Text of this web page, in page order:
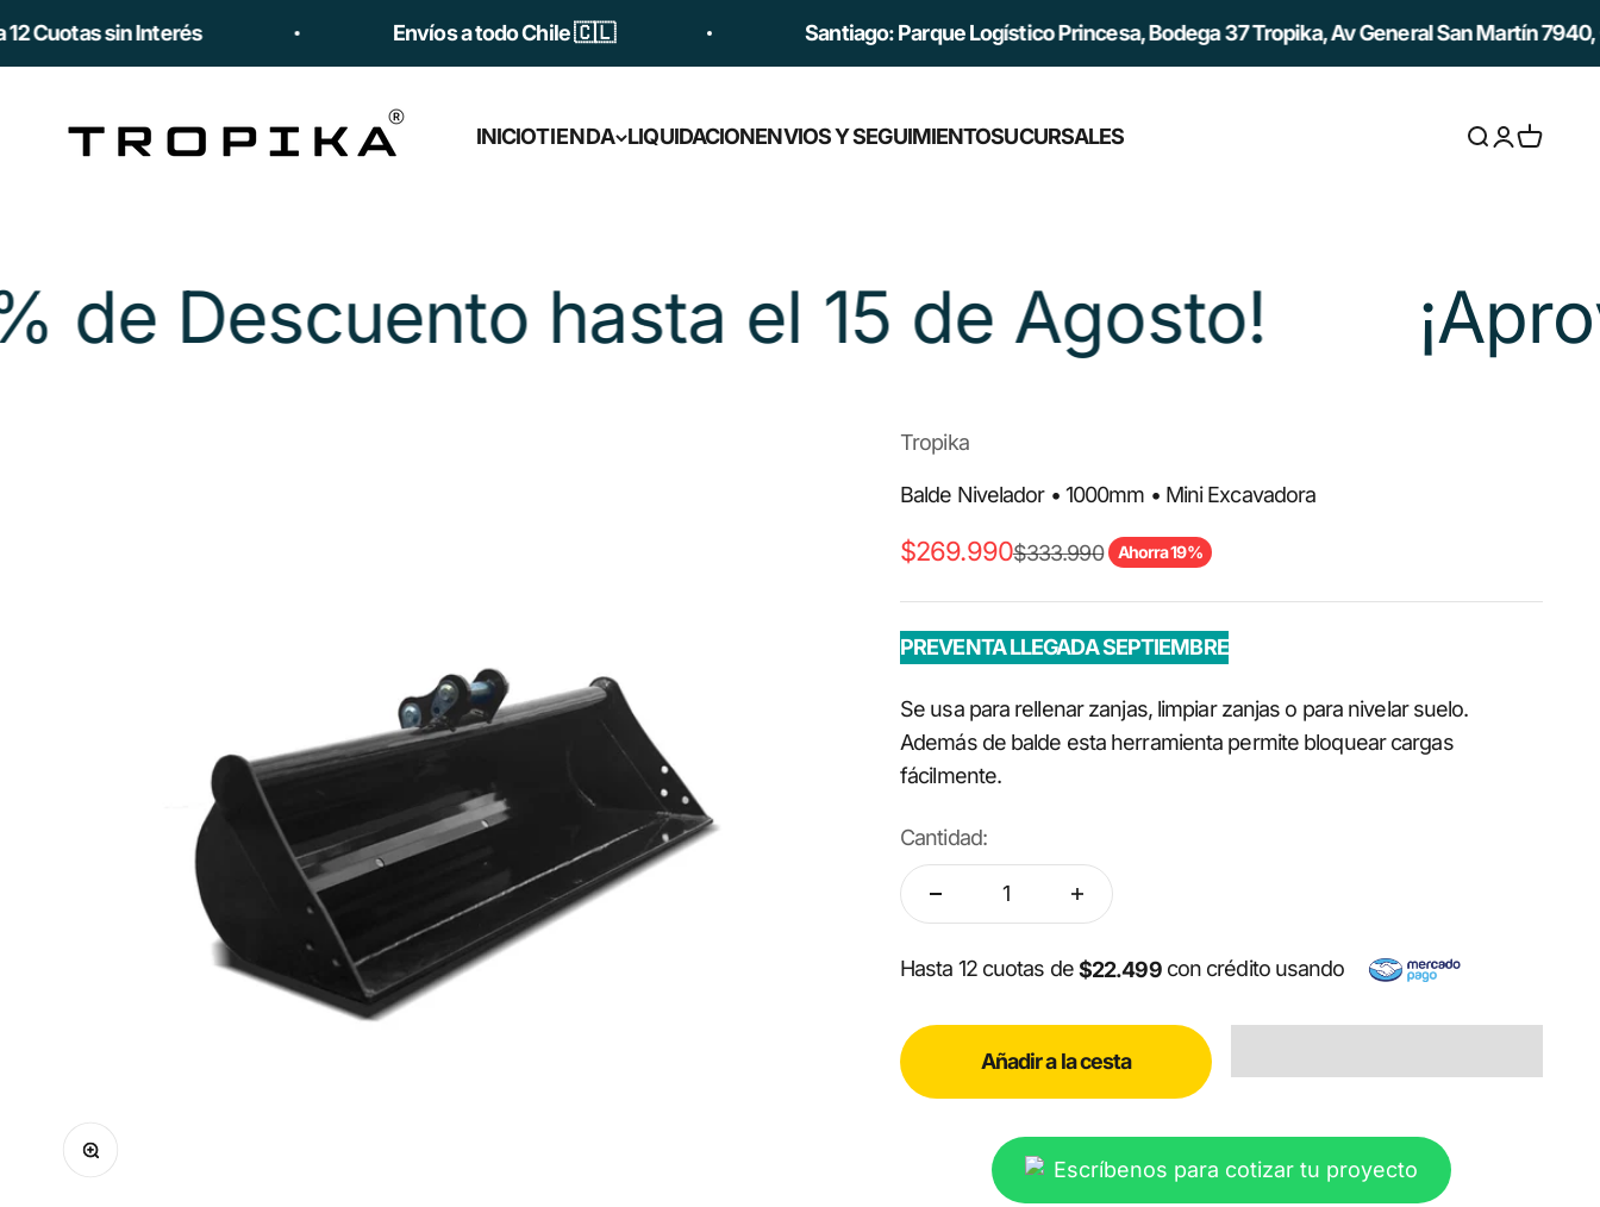
sin Interés Envíos a todo Chile 🇨🇱 Santiago: Parque Logístico Princesa, Bodega 37 Tropika, Av General San Martín 7940,
INICIOTIENDA LIQUIDACIONENVIOS Y SEGUIMIENTOSUCURSALES
Tropika
AbrirAbrirAbrir
Descuento hasta el 15 de Agosto!
Zoom
Tropika
Balde Nivelador • 1000mm • Mini Excavadora
Precio de oferta
$269.990Precio normal
$333.990 Ahorra 19%
PREVENTA LLEGADA SEPTIEMBRE
Se usa para rellenar zanjas, limpiar zanjas o para nivelar suelo.
Además de balde esta herramienta permite bloquear cargas
fácilmente.
Cantidad:
Hasta 12 cuotas de$22.499con crédito usando
Añadir a la cesta
Escríbenos para cotizar tu proyecto